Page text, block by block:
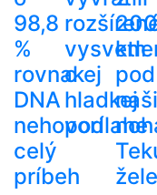
98,8
%
rovnakej
DNA
nehovorí
celý
príbeh
o
hladkej
podlahe
200
km
pod